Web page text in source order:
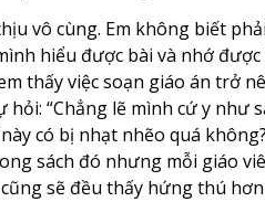
vô cùng. Em không biết
hiểu được bài và nhớ
thấy việc soạn giáo án trở
“Chẳng lẽ mình cứ y như
có bị nhạt nhẽo quá
sách đó nhưng mỗi giáo
sẽ đều thấy hứng thú